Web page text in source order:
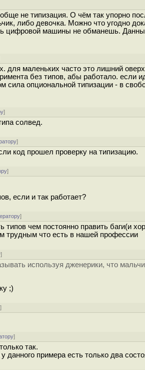
не типизация. О чём так упорно
либо девочка. Можно что угодно
цифровой машины не обманешь.
для маленьких часто это лишний
без типов, абы работало. если
опциональной типизации - в
]
солвед.
]
код прошел проверку на типизацию.
]
если и так работает?
]
чем постоянно править баги(и
трудным что есть в нашей профессии
]
используя дженерики, что
;)
]
]
так.
данного примера есть только два